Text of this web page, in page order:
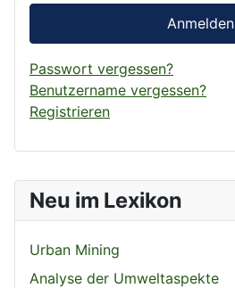
Neu im Lexikon
Urban Mining
Analyse der Umweltaspekte
Anmelden
Passwort vergessen?
Benutzername vergessen?
Registrieren